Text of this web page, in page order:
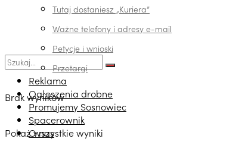
Brak wyników
Pokaż wszystkie wyniki
Tutaj dostaniesz „Kuriera”
Ważne telefony i adresy e-mail
Petycje i wnioski
Przetargi
Reklama
Ogłoszenia drobne
Promujemy Sosnowiec
Spacerownik
O nas